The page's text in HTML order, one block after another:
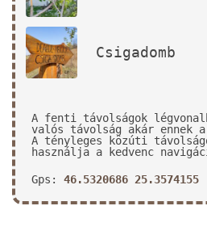
Csigadomb
A fenti távolságok
valós távolság akár ennek
A tényleges közúti
használja a kedvenc
Gps: 46.5320686 25.3574155